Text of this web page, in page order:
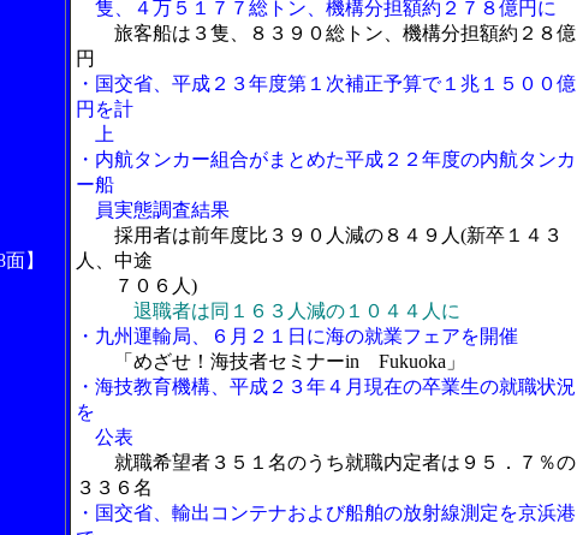
】
隻、４万５１７７総トン、機構分担額約２７８億円に
旅客船は３隻、８３９０総トン、機構分担額約２８億
円
・国交省、平成２３年度第１次補正予算で１兆１５００億
円を計
上
・内航タンカー組合がまとめた平成２２年度の内航タンカ
ー船
員実態調査結果
採用者は前年度比３９０人減の８４９人(新卒１４３
人、中途
７０６人)
退職者は同１６３人減の１０４４人に
・九州運輸局、６月２１日に海の就業フェアを開催
「めざせ！海技者セミナーin Fukuoka」
・海技教育機構、平成２３年４月現在の卒業生の就職状況
を
公表
就職希望者３５１名のうち就職内定者は９５．７％の
３３６名
・国交省、輸出コンテナおよび船舶の放射線測定を京浜港